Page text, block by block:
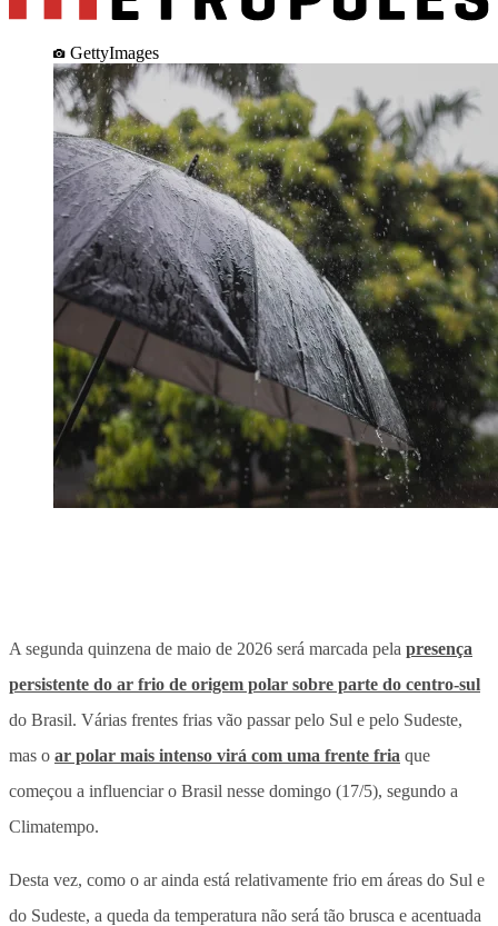
GettyImages
A segunda quinzena de maio de 2026 será marcada pela presença
persistente do ar frio de origem polar sobre parte do centro-sul
do Brasil. Várias frentes frias vão passar pelo Sul e pelo Sudeste,
mas o ar polar mais intenso virá com uma frente fria que
começou a influenciar o Brasil nesse domingo (17/5), segundo a
Climatempo.
Desta vez, como o ar ainda está relativamente frio em áreas do Sul e
do Sudeste, a queda da temperatura não será tão brusca e acentuada